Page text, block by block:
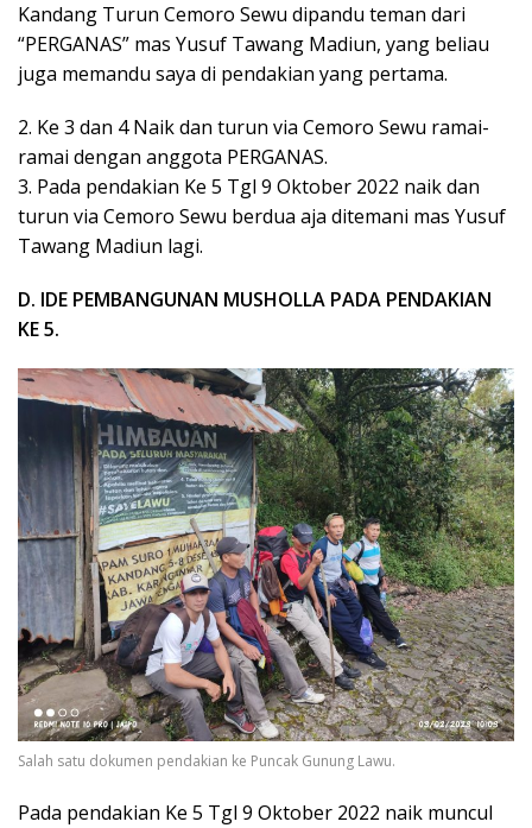
Kandang Turun Cemoro Sewu dipandu teman dari
“PERGANAS” mas Yusuf Tawang Madiun, yang beliau
juga memandu saya di pendakian yang pertama.
2. Ke 3 dan 4 Naik dan turun via Cemoro Sewu ramai-
ramai dengan anggota PERGANAS.
3. Pada pendakian Ke 5 Tgl 9 Oktober 2022 naik dan
turun via Cemoro Sewu berdua aja ditemani mas Yusuf
Tawang Madiun lagi.
D. IDE PEMBANGUNAN MUSHOLLA PADA PENDAKIAN
KE 5.
Salah satu dokumen pendakian ke Puncak Gunung Lawu.
Pada pendakian Ke 5 Tgl 9 Oktober 2022 naik muncul